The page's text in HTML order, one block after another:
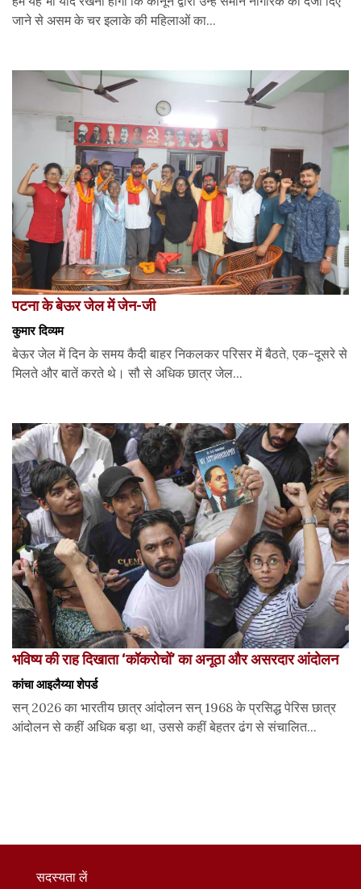
जाने से असम के चर इलाके की महिलाओं का...
पटना के बेऊर जेल में जेन-जी
कुमार दिव्यम
बेऊर जेल में दिन के समय कैदी बाहर निकलकर परिसर में बैठते, एक-दूसरे से
मिलते और बातें करते थे। सौ से अधिक छात्र जेल...
भविष्य की राह दिखाता ‘कॉकरोचों’ का अनूठा और असरदार आंदोलन
कांचा आइलैय्या शेपर्ड
सन् 2026 का भारतीय छात्र आंदोलन सन् 1968 के प्रसिद्ध पेरिस छात्र
आंदोलन से कहीं अधिक बड़ा था, उससे कहीं बेहतर ढंग से संचालित...
सदस्यता लें